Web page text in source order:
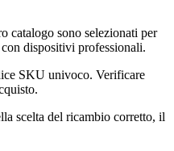
catalogo sono selezionati per
dispositivi professionali.
SKU univoco. Verificare
scelta del ricambio corretto, il